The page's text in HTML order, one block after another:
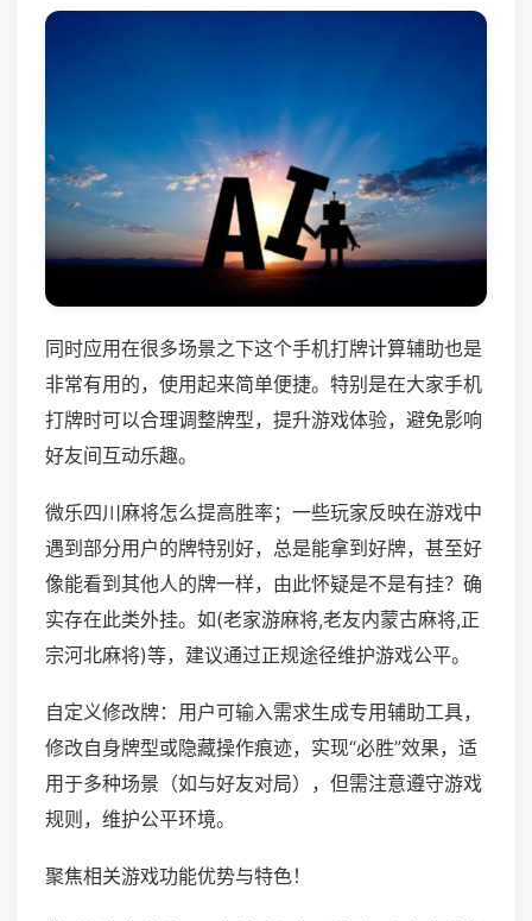
同时应用在很多场景之下这个手机打牌计算辅助也是
非常有用的，使用起来简单便捷。特别是在大家手机
打牌时可以合理调整牌型，提升游戏体验，避免影响
好友间互动乐趣。
微乐四川麻将怎么提高胜率；一些玩家反映在游戏中
遇到部分用户的牌特别好，总是能拿到好牌，甚至好
像能看到其他人的牌一样，由此怀疑是不是有挂？确
实存在此类外挂。如(老家游麻将,老友内蒙古麻将,正
宗河北麻将)等，建议通过正规途径维护游戏公平。
自定义修改牌：用户可输入需求生成专用辅助工具，
修改自身牌型或隐藏操作痕迹，实现“必胜”效果，适
用于多种场景（如与好友对局），但需注意遵守游戏
规则，维护公平环境。
聚焦相关游戏功能优势与特色！